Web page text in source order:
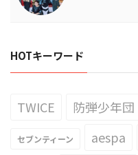
HOTキーワード
TWICE 防弾少年団
セブンティーン aespa